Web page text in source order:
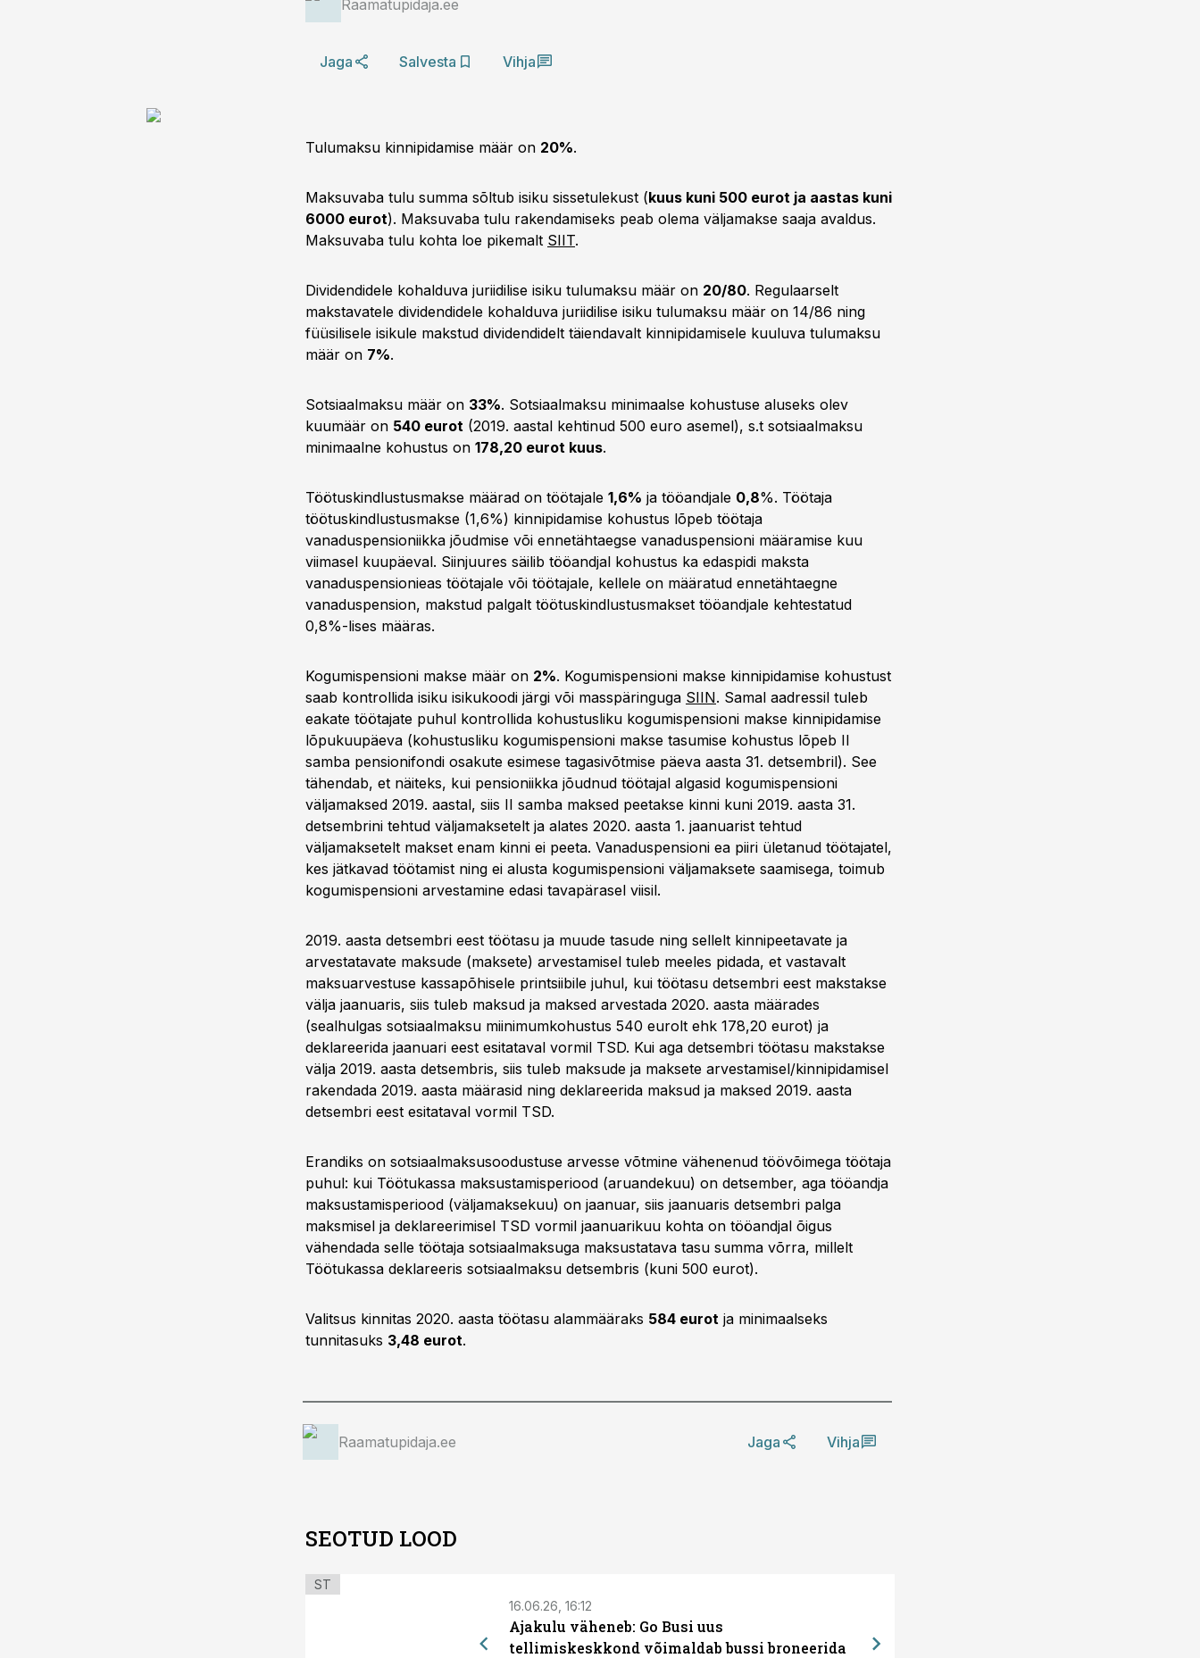
Raamatupidaja.ee
Jaga Salvesta Vihja
Tulumaksu kinnipidamise määr on 20%.
Maksuvaba tulu summa sõltub isiku sissetulekust (kuus kuni 500 eurot ja aastas kuni
6000 eurot). Maksuvaba tulu rakendamiseks peab olema väljamakse saaja avaldus.
Maksuvaba tulu kohta loe pikemalt SIIT.
Dividendidele kohalduva juriidilise isiku tulumaksu määr on 20/80. Regulaarselt
makstavatele dividendidele kohalduva juriidilise isiku tulumaksu määr on 14/86 ning
füüsilisele isikule makstud dividendidelt täiendavalt kinnipidamisele kuuluva tulumaksu
määr on 7%.
Sotsiaalmaksu määr on 33%. Sotsiaalmaksu minimaalse kohustuse aluseks olev
kuumäär on 540 eurot (2019. aastal kehtinud 500 euro asemel), s.t sotsiaalmaksu
minimaalne kohustus on 178,20 eurot kuus.
Töötuskindlustusmakse määrad on töötajale 1,6% ja tööandjale 0,8%. Töötaja
töötuskindlustusmakse (1,6%) kinnipidamise kohustus lõpeb töötaja
vanaduspensioniikka jõudmise või ennetähtaegse vanaduspensioni määramise kuu
viimasel kuupäeval. Siinjuures säilib tööandjal kohustus ka edaspidi maksta
vanaduspensionieas töötajale või töötajale, kellele on määratud ennetähtaegne
vanaduspension, makstud palgalt töötuskindlustusmakset tööandjale kehtestatud
0,8%-lises määras.
Kogumispensioni makse määr on 2%. Kogumispensioni makse kinnipidamise kohustust
saab kontrollida isiku isikukoodi järgi või masspäringuga SIIN. Samal aadressil tuleb
eakate töötajate puhul kontrollida kohustusliku kogumispensioni makse kinnipidamise
lõpukuupäeva (kohustusliku kogumispensioni makse tasumise kohustus lõpeb II
samba pensionifondi osakute esimese tagasivõtmise päeva aasta 31. detsembril). See
tähendab, et näiteks, kui pensioniikka jõudnud töötajal algasid kogumispensioni
väljamaksed 2019. aastal, siis II samba maksed peetakse kinni kuni 2019. aasta 31.
detsembrini tehtud väljamaksetelt ja alates 2020. aasta 1. jaanuarist tehtud
väljamaksetelt makset enam kinni ei peeta. Vanaduspensioni ea piiri ületanud töötajatel,
kes jätkavad töötamist ning ei alusta kogumispensioni väljamaksete saamisega, toimub
kogumispensioni arvestamine edasi tavapärasel viisil.
2019. aasta detsembri eest töötasu ja muude tasude ning sellelt kinnipeetavate ja
arvestatavate maksude (maksete) arvestamisel tuleb meeles pidada, et vastavalt
maksuarvestuse kassapõhisele printsiibile juhul, kui töötasu detsembri eest makstakse
välja jaanuaris, siis tuleb maksud ja maksed arvestada 2020. aasta määrades
(sealhulgas sotsiaalmaksu miinimumkohustus 540 eurolt ehk 178,20 eurot) ja
deklareerida jaanuari eest esitataval vormil TSD. Kui aga detsembri töötasu makstakse
välja 2019. aasta detsembris, siis tuleb maksude ja maksete arvestamisel/kinnipidamisel
rakendada 2019. aasta määrasid ning deklareerida maksud ja maksed 2019. aasta
detsembri eest esitataval vormil TSD.
Erandiks on sotsiaalmaksusoodustuse arvesse võtmine vähenenud töövõimega töötaja
puhul: kui Töötukassa maksustamisperiood (aruandekuu) on detsember, aga tööandja
maksustamisperiood (väljamaksekuu) on jaanuar, siis jaanuaris detsembri palga
maksmisel ja deklareerimisel TSD vormil jaanuarikuu kohta on tööandjal õigus
vähendada selle töötaja sotsiaalmaksuga maksustatava tasu summa võrra, millelt
Töötukassa deklareeris sotsiaalmaksu detsembris (kuni 500 eurot).
Valitsus kinnitas 2020. aasta töötasu alammääraks 584 eurot ja minimaalseks
tunnitasuks 3,48 eurot.
Raamatupidaja.ee Jaga Vihja
SEOTUD LOOD
ST
16.06.26, 16:12
Ajakulu väheneb: Go Busi uus
tellimiskeskkond võimaldab bussi broneerida